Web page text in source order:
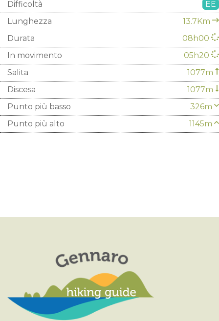
Difficoltà
EE
Lunghezza
13.7Km
Durata
08h00
In movimento
05h20
Salita
1077m
Discesa
1077m
Punto più basso
326m
Punto più alto
1145m